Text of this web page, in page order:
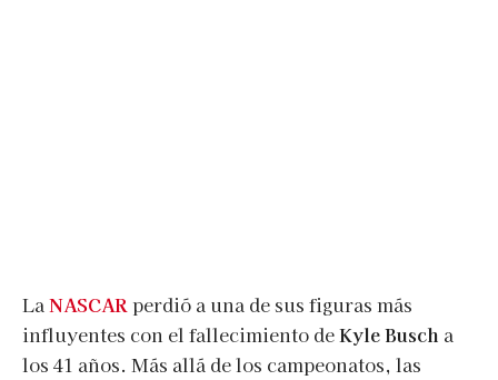
LaNASCARperdió a una de sus figuras más
influyentes con el fallecimiento deKyle Busch a
los 41 años. Más allá de los campeonatos, las